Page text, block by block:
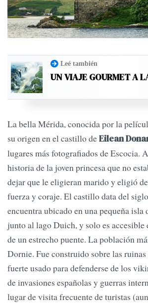
Leé también
UN VIAJE GOURMET A
La bella Mérida, conocida por la
su origen en el castillo deEilean
lugares más fotografiados de Escocia.
historia de la joven princesa que no
dejar que le eligieran marido y eligió
fuerza y coraje. El castillo data del
encuentra ubicado en una pequeña
junto al lago Duich, y solo es accesible
de un estrecho puente. La población
Dornie. Fue construido sobre las
fuerte usado para defenderse de los
de invasiones españolas y guerras
lugar de visita frecuente de turistas